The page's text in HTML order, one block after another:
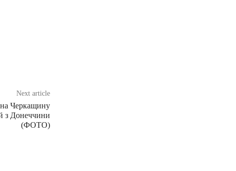
Next article
Черкащину
з Донеччини
(ФОТО)